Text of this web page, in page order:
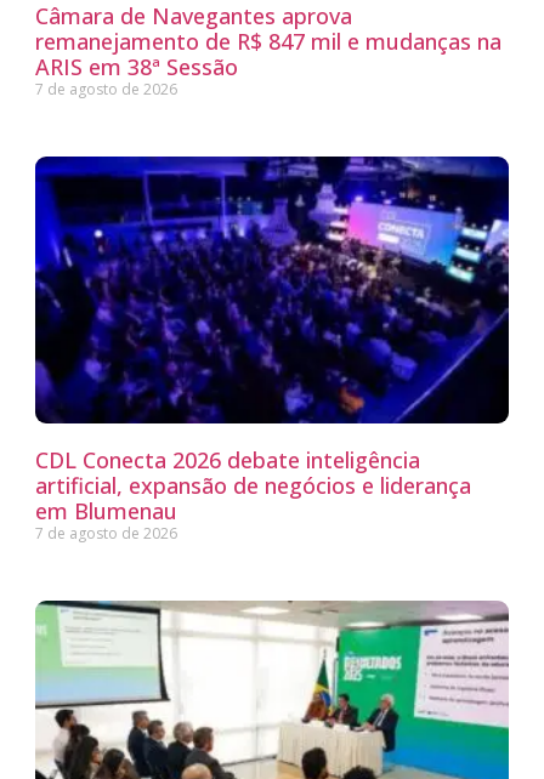
Câmara de Navegantes aprova
remanejamento de R$ 847 mil e mudanças na
ARIS em 38ª Sessão
7 de agosto de 2026
CDL Conecta 2026 debate inteligência
artificial, expansão de negócios e liderança
em Blumenau
7 de agosto de 2026